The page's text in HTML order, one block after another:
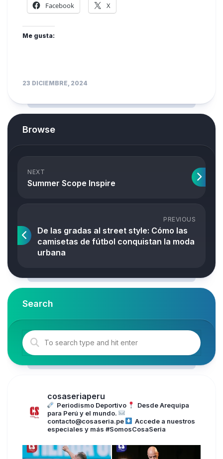
Facebook X
Me gusta:
23 DICIEMBRE, 2024
Browse
NEXT
Summer Scope Inspire
PREVIOUS
De las gradas al street style: Cómo las
camisetas de fútbol conquistan la moda
urbana
Search
cosaseriaperu
Periodismo Deportivo
Desde Arequipa
para Perú y el mundo.
contacto@cosaseria.pe
Accede a nuestros
especiales y más #SomosCosaSeria